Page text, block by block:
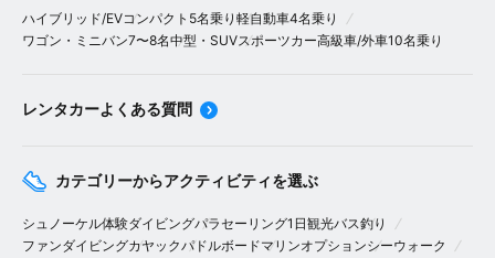
ハイブリッド/EVコンパクト5名乗り 軽自動車4名乗り
ワゴン・ミニバン7〜8名中型・SUVスポーツカー高級車/外車10名乗り
レンタカーよくある質問
カテゴリーからアクティビティを選ぶ
シュノーケル体験ダイビングパラセーリング1日観光バス釣り
ファンダイビングカヤックパドルボードマリンオプションシーウォーク